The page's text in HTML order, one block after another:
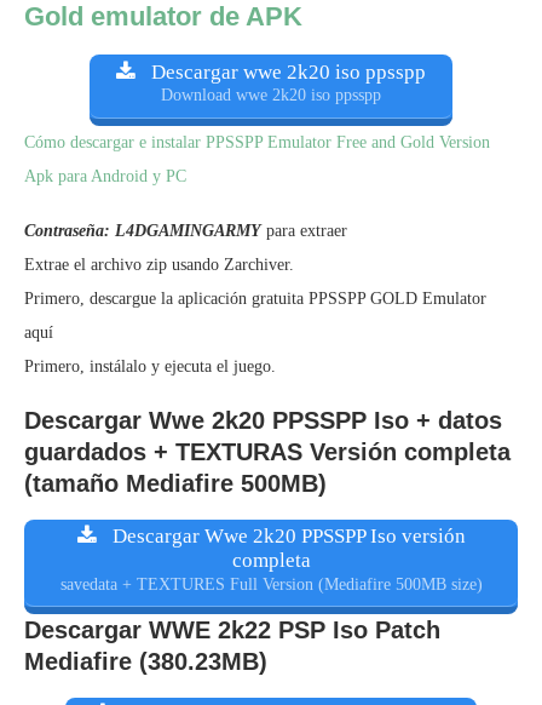
Gold emulator de APK
Descargar wwe 2k20 iso ppsspp
Download wwe 2k20 iso ppsspp
Cómo descargar e instalar PPSSPP Emulator Free and Gold Version
Apk para Android y PC
Contraseña: L4DGAMINGARMYpara extraer
Extrae el archivo zip usando Zarchiver.
Primero, descargue la aplicación gratuita PPSSPP GOLD Emulator
aquí
Primero, instálalo y ejecuta el juego.
Descargar Wwe 2k20 PPSSPP Iso + datos
guardados + TEXTURAS Versión completa
(tamaño Mediafire 500MB)
Descargar Wwe 2k20 PPSSPP Iso versión
completa
savedata + TEXTURES Full Version (Mediafire 500MB size)
Descargar WWE 2k22 PSP Iso Patch
Mediafire (380.23MB)